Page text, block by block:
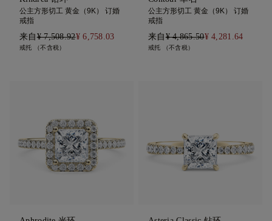
公主方形切工 黄金（9K） 订婚
戒指
来自¥ 7,508.92¥ 6,758.03
戒托 （不含税）
公主方形切工 黄金（9K） 订婚
戒指
来自¥ 4,865.50¥ 4,281.64
戒托 （不含税）